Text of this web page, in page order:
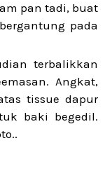
pan tadi, buat
pada
terbalikkan
Angkat,
tissue dapur
baki begedil.